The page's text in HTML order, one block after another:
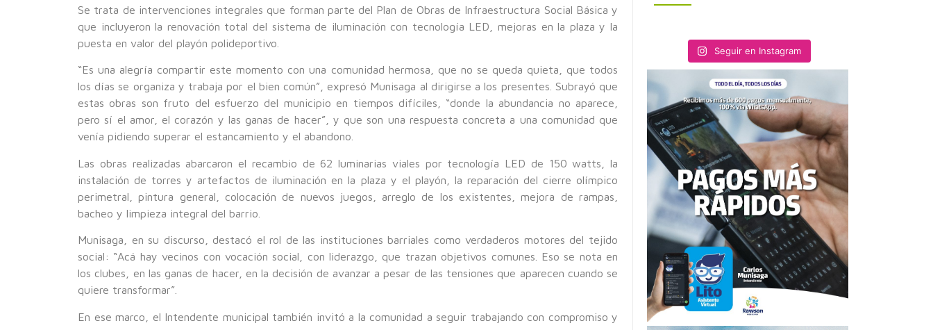
Se trata de intervenciones integrales que forman parte del Plan de Obras de Infraestructura Social Básica y
que incluyeron la renovación total del sistema de iluminación con tecnología LED, mejoras en la plaza y la
puesta en valor del playón polideportivo.
“Es una alegría compartir este momento con una comunidad hermosa, que no se queda quieta, que todos
los días se organiza y trabaja por el bien común”, expresó Munisaga al dirigirse a los presentes. Subrayó que
estas obras son fruto del esfuerzo del municipio en tiempos difíciles, “donde la abundancia no aparece,
pero sí el amor, el corazón y las ganas de hacer”, y que son una respuesta concreta a una comunidad que
venía pidiendo superar el estancamiento y el abandono.
Las obras realizadas abarcaron el recambio de 62 luminarias viales por tecnología LED de 150 watts, la
instalación de torres y artefactos de iluminación en la plaza y el playón, la reparación del cierre olímpico
perimetral, pintura general, colocación de nuevos juegos, arreglo de los existentes, mejora de rampas,
bacheo y limpieza integral del barrio.
Munisaga, en su discurso, destacó el rol de las instituciones barriales como verdaderos motores del tejido
social: “Acá hay vecinos con vocación social, con liderazgo, que trazan objetivos comunes. Eso se nota en
los clubes, en las ganas de hacer, en la decisión de avanzar a pesar de las tensiones que aparecen cuando se
quiere transformar”.
En ese marco, el Intendente municipal también invitó a la comunidad a seguir trabajando con compromiso y
Seguir en Instagram